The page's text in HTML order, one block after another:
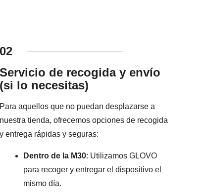
02
Servicio de recogida y envío
(si lo necesitas)
Para aquellos que no puedan desplazarse a
nuestra tienda, ofrecemos opciones de recogida
y entrega rápidas y seguras:
Dentro de la M30: Utilizamos GLOVO
para recoger y entregar el dispositivo el
mismo día.